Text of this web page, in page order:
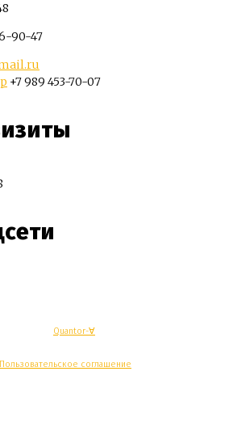
90-47
+7 989 453-70-07
Quantor-∀
Пользовательское соглашение